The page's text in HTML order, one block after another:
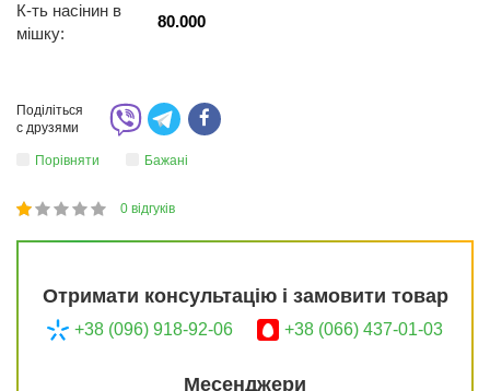
К-ть насінин в
мішку:
80.000
Поділіться
с друзями
Порівняти Бажані
20
1
2
3
4
5 0 відгуків
Отримати консультацію і замовити товар
+38 (096) 918-92-06 +38 (066) 437-01-03
Месенджери